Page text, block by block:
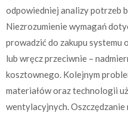
odpowiedniej analizy potrzeb
Niezrozumienie wymagań
prowadzić do zakupu systemu
lub wręcz przeciwnie –
kosztownego. Kolejnym
materiałów oraz technologii
wentylacyjnych.